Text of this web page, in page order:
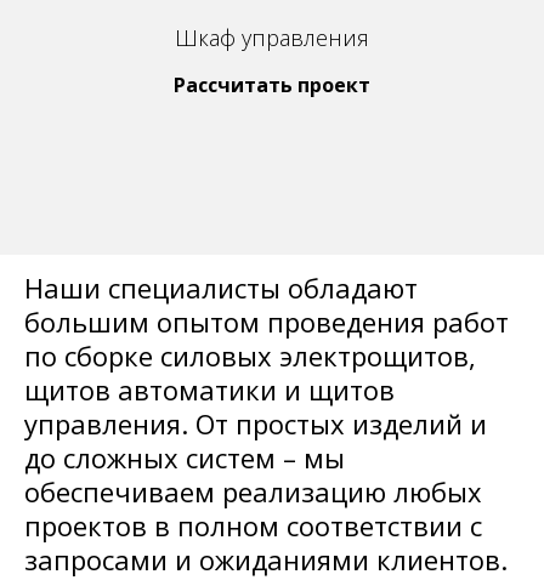
Шкаф управления
Рассчитать проект
Наши специалисты обладают
большим опытом проведения работ
по сборке силовых электрощитов,
щитов автоматики и щитов
управления. От простых изделий и
до сложных систем – мы
обеспечиваем реализацию любых
проектов в полном соответствии с
запросами и ожиданиями клиентов.